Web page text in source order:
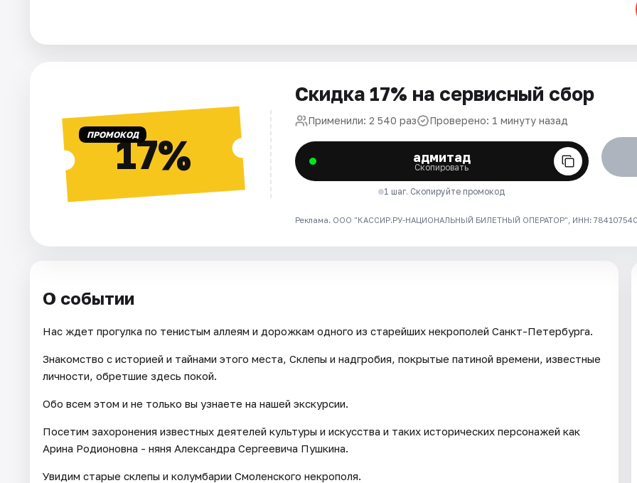
ПРОМОКОД17%
Скидка 17% на сервисный сбор
Применили: 2 540 раз Проверено: 1 минуту назад
адмитад
Скопировать
1 шаг. Скопируйте промокод
Реклама. ООО "КАССИР.РУ-НАЦИОНАЛЬНЫЙ БИЛЕТНЫЙ ОПЕРАТОР", ИНН: 7841075409
О событии
Нас ждет прогулка по тенистым аллеям и дорожкам одного из старейших некрополей Санкт-Петербурга.
Знакомство с историей и тайнами этого места, Склепы и надгробия, покрытые патиной времени, известные
личности, обретшие здесь покой.
Обо всем этом и не только вы узнаете на нашей экскурсии.
Посетим захоронения известных деятелей культуры и искусства и таких исторических персонажей как
Арина Родионовна - няня Александра Сергеевича Пушкина.
Увидим старые склепы и колумбарии Смоленского некрополя.